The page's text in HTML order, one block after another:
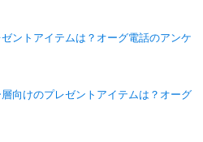
ントアイテムは？オーグ電話のアンケ
向けのプレゼントアイテムは？オーグ